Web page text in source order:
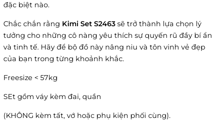
đặc biệt nào.
Chắc chắn rằng Kimi Set S2463 sẽ trở thành lựa chọn lý
tưởng cho những cô nàng yêu thích sự quyến rũ đầy bí ẩn
và tinh tế. Hãy để bộ đồ này nâng niu và tôn vinh vẻ đẹp
của bạn trong từng khoảnh khắc.
Freesize < 57kg
SEt gồm váy kèm đai, quần
(KHÔNG kèm tất, vớ hoặc phụ kiện phối cùng).